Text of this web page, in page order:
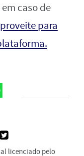
caso de
para
licenciado pelo